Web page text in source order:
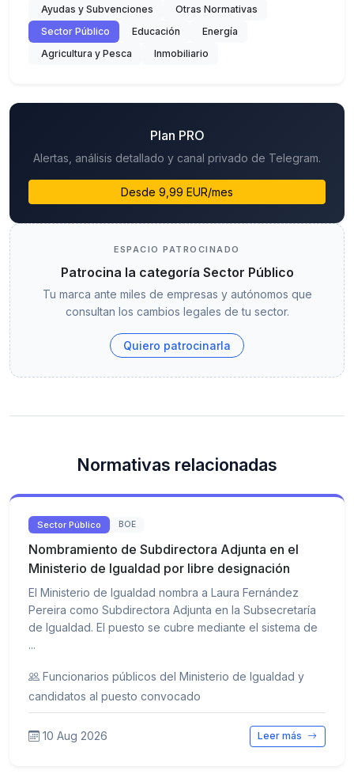
Ayudas y Subvenciones
Otras Normativas
Sector Público
Educación
Energía
Agricultura y Pesca
Inmobiliario
Plan PRO
Alertas, análisis detallado y canal privado de Telegram.
Desde 9,99 EUR/mes
ESPACIO PATROCINADO
Patrocina la categoría Sector Público
Tu marca ante miles de empresas y autónomos que
consultan los cambios legales de tu sector.
Quiero patrocinarla
Normativas relacionadas
Sector Público BOE
Nombramiento de Subdirectora Adjunta en el
Ministerio de Igualdad por libre designación
El Ministerio de Igualdad nombra a Laura Fernández
Pereira como Subdirectora Adjunta en la Subsecretaría
de Igualdad. El puesto se cubre mediante el sistema de
...
Funcionarios públicos del Ministerio de Igualdad y
candidatos al puesto convocado
10 Aug 2026 Leer más